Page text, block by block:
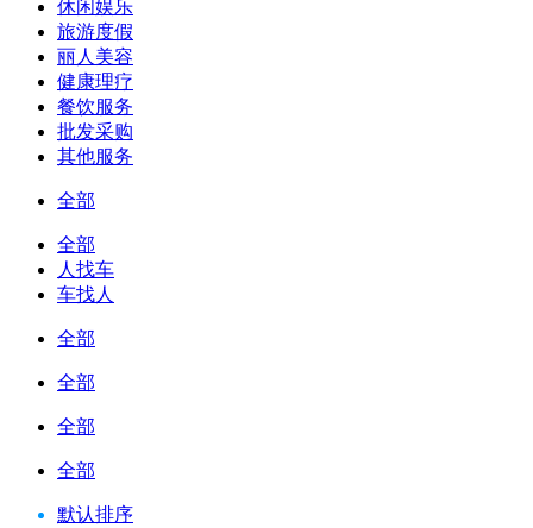
休闲娱乐
旅游度假
丽人美容
健康理疗
餐饮服务
批发采购
其他服务
全部
全部
人找车
车找人
全部
全部
全部
全部
默认排序